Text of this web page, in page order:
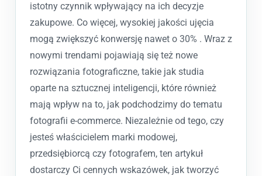
istotny czynnik wpływający na ich decyzje
zakupowe. Co więcej, wysokiej jakości ujęcia
mogą zwiększyć konwersję nawet o 30% . Wraz z
nowymi trendami pojawiają się też nowe
rozwiązania fotograficzne, takie jak studia
oparte na sztucznej inteligencji, które również
mają wpływ na to, jak podchodzimy do tematu
fotografii e-commerce. Niezależnie od tego, czy
jesteś właścicielem marki modowej,
przedsiębiorcą czy fotografem, ten artykuł
dostarczy Ci cennych wskazówek, jak tworzyć